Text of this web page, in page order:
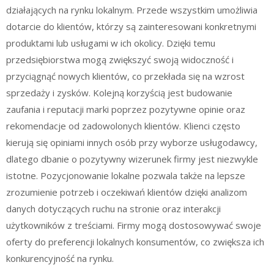
działających na rynku lokalnym. Przede wszystkim umożliwia
dotarcie do klientów, którzy są zainteresowani konkretnymi
produktami lub usługami w ich okolicy. Dzięki temu
przedsiębiorstwa mogą zwiększyć swoją widoczność i
przyciągnąć nowych klientów, co przekłada się na wzrost
sprzedaży i zysków. Kolejną korzyścią jest budowanie
zaufania i reputacji marki poprzez pozytywne opinie oraz
rekomendacje od zadowolonych klientów. Klienci często
kierują się opiniami innych osób przy wyborze usługodawcy,
dlatego dbanie o pozytywny wizerunek firmy jest niezwykle
istotne. Pozycjonowanie lokalne pozwala także na lepsze
zrozumienie potrzeb i oczekiwań klientów dzięki analizom
danych dotyczących ruchu na stronie oraz interakcji
użytkowników z treściami. Firmy mogą dostosowywać swoje
oferty do preferencji lokalnych konsumentów, co zwiększa ich
konkurencyjność na rynku.